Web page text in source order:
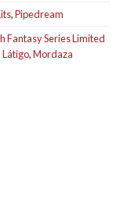
,Pipedream
Fantasy Series Limited
Látigo,Mordaza